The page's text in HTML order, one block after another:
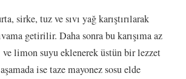
sirke, tuz ve sıvı yağ karıştırılarak
getirilir. Daha sonra bu karışıma az
limon suyu eklenerek üstün bir lezzet
ise taze mayonez sosu elde